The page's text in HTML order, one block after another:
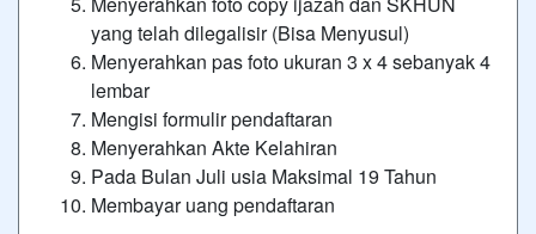
yang telah dilegalisir (Bisa Menyusul)
Menyerahkan pas foto ukuran 3 x 4 sebanyak 4
lembar
Mengisi formulir pendaftaran
Menyerahkan Akte Kelahiran
Pada Bulan Juli usia Maksimal 19 Tahun
Membayar uang pendaftaran